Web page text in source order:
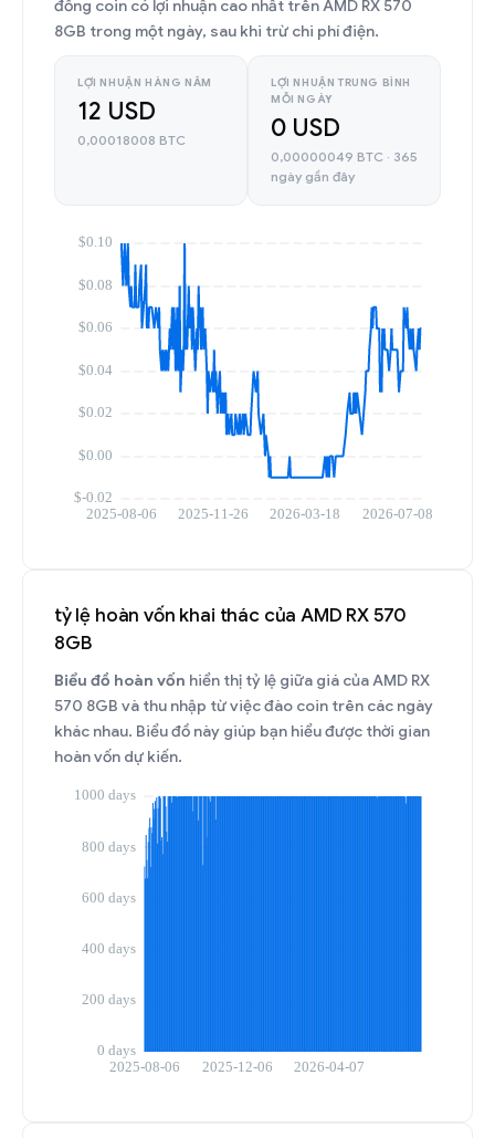
đồng coin có lợi nhuận cao nhất trên AMD RX 570
8GB trong một ngày, sau khi trừ chi phí điện.
LỢI NHUẬN HÀNG NĂM
12 USD
0,00018008 BTC
LỢI NHUẬN TRUNG BÌNH
MỖI NGÀY
0 USD
0,00000049 BTC · 365
ngày gần đây
tỷ lệ hoàn vốn khai thác của AMD RX 570
8GB
Biểu đồ hoàn vốn hiển thị tỷ lệ giữa giá của AMD RX
570 8GB và thu nhập từ việc đào coin trên các ngày
khác nhau. Biểu đồ này giúp bạn hiểu được thời gian
hoàn vốn dự kiến.